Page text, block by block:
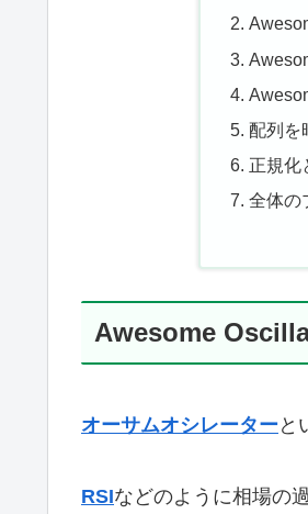
配列を
正規化
全体の
Awesome
オーサムオシレーターと
RSIなどのように相場の